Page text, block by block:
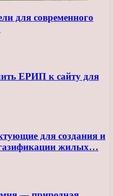
для современного
ЕРИП к сайту для
для создания и
газификации жилых…